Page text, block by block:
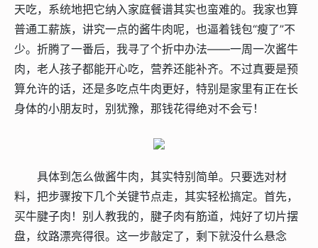
天吃，系统地把它纳入家庭餐谱其实也蛮难的。我家也算
普通工薪族，讲究一点的酱牛肉呢，也逼着钱包“瘦了”不
少。折腾了一番后，我寻了个折中办法——一周一次酱牛
肉，老人孩子都能开心吃，营养还能补齐。不过真要是预
算允许的话，还是多吃点牛肉更好，特别是家里有正在长
身体的小朋友时，别犹豫，那钱花得绝对不会亏！
具体到怎么做酱牛肉，其实特别简单。只要选对材
料，把步骤按下几个关键节点走，其实轻松搞定。首先，
买牛腱子肉！别人教我的，腱子肉有筋道，炖好了切片摆
盘，纹路漂亮得很。这一步敲定了，剩下就没什么悬念